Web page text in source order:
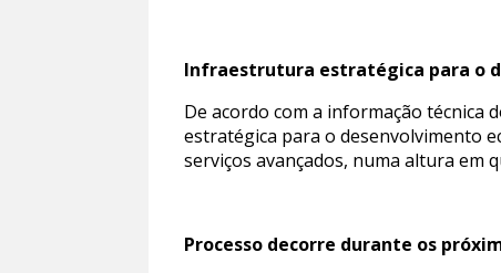
Infraestrutura estratégica para o
De acordo com a informação técnica
estratégica para o desenvolvimento
serviços avançados, numa altura em
Processo decorre durante os